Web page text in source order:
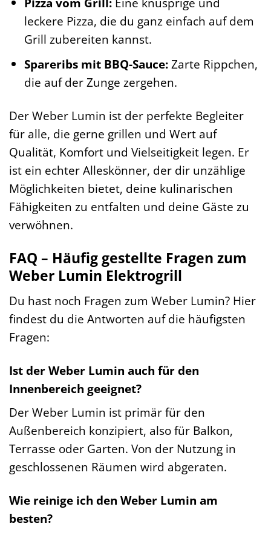
leckere Pizza, die du ganz einfach auf dem
Grill zubereiten kannst.
Spareribs mit BBQ-Sauce:Zarte Rippchen,
die auf der Zunge zergehen.
Der Weber Lumin ist der perfekte Begleiter
für alle, die gerne grillen und Wert auf
Qualität, Komfort und Vielseitigkeit legen. Er
ist ein echter Alleskönner, der dir unzählige
Möglichkeiten bietet, deine kulinarischen
Fähigkeiten zu entfalten und deine Gäste zu
verwöhnen.
FAQ – Häufig gestellte Fragen zum
Weber Lumin Elektrogrill
Du hast noch Fragen zum Weber Lumin? Hier
findest du die Antworten auf die häufigsten
Fragen:
Ist der Weber Lumin auch für den
Innenbereich geeignet?
Der Weber Lumin ist primär für den
Außenbereich konzipiert, also für Balkon,
Terrasse oder Garten. Von der Nutzung in
geschlossenen Räumen wird abgeraten.
Wie reinige ich den Weber Lumin am
besten?